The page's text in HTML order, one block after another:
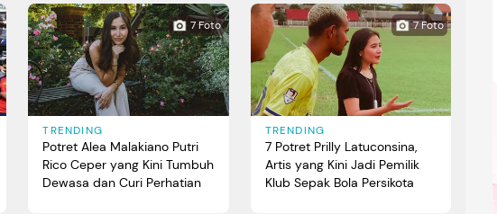
7 Foto
TRENDING
Potret Alea Malakiano Putri
Rico Ceper yang Kini Tumbuh
Dewasa dan Curi Perhatian
7 Foto
TRENDING
7 Potret Prilly Latuconsina,
Artis yang Kini Jadi Pemilik
Klub Sepak Bola Persikota